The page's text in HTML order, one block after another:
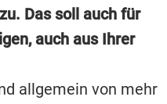
Das soll auch für
auch aus Ihrer
allgemein von mehr